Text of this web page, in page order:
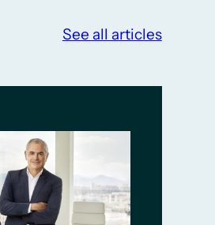
See all articles